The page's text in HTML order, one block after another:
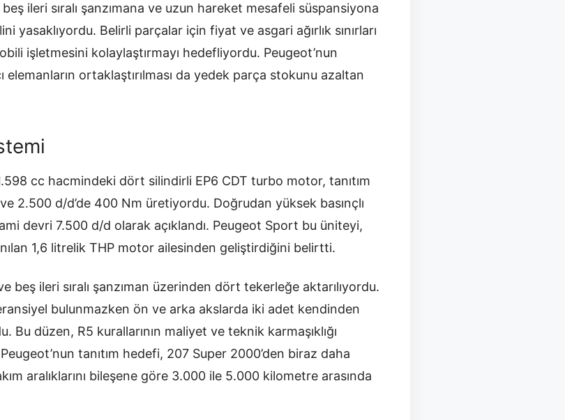
ileri sıralı şanzımana ve uzun hareket mesafeli süspansiyona
yasaklıyordu. Belirli parçalar için fiyat ve asgari ağırlık sınırları
işletmesini kolaylaştırmayı hedefliyordu. Peugeot’nun
elemanların ortaklaştırılması da yedek parça stokunu azaltan
cc hacmindeki dört silindirli EP6 CDT turbo motor, tanıtım
2.500 d/d’de 400 Nm üretiyordu. Doğrudan yüksek basınçlı
devri 7.500 d/d olarak açıklandı. Peugeot Sport bu üniteyi,
1,6 litrelik THP motor ailesinden geliştirdiğini belirtti.
beş ileri sıralı şanzıman üzerinden dört tekerleğe aktarılıyordu.
bulunmazken ön ve arka akslarda iki adet kendinden
Bu düzen, R5 kurallarının maliyet ve teknik karmaşıklığı
Peugeot’nun tanıtım hedefi, 207 Super 2000’den biraz daha
aralıklarını bileşene göre 3.000 ile 5.000 kilometre arasında